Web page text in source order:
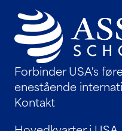
Forbinder USA's
enestående
Kontakt